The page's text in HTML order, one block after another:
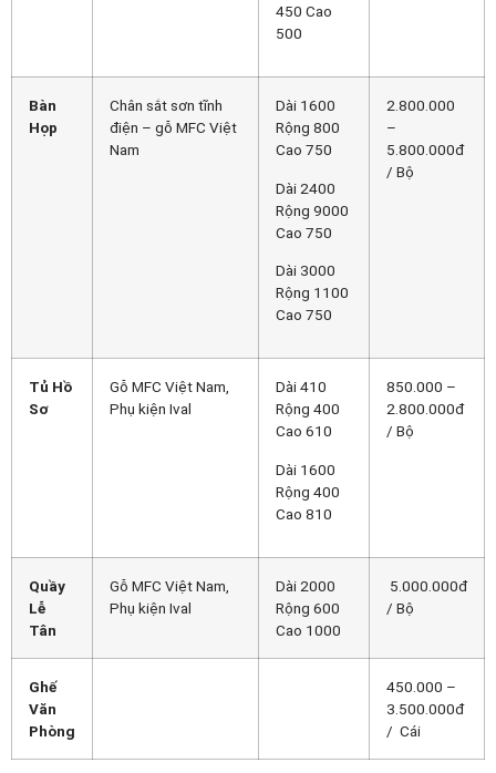
450 Cao
500
Bàn
Họp
Chân sắt sơn tĩnh
điện – gỗ MFC Việt
Nam
Dài 1600
Rộng 800
Cao 750
Dài 2400
Rộng 9000
Cao 750
Dài 3000
Rộng 1100
Cao 750
2.800.000
–
5.800.000đ
/ Bộ
Tủ Hồ
Sơ
Gỗ MFC Việt Nam,
Phụ kiện Ival
Dài 410
Rộng 400
Cao 610
Dài 1600
Rộng 400
Cao 810
850.000 –
2.800.000đ
/ Bộ
Quầy
Lễ
Tân
Gỗ MFC Việt Nam,
Phụ kiện Ival
Dài 2000
Rộng 600
Cao 1000
5.000.000đ
/ Bộ
Ghế
Văn
Phòng
450.000 –
3.500.000đ
/ Cái